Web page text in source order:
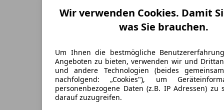
Wir verwenden Cookies. Damit
was Sie brauchen.
Um Ihnen die bestmögliche
Angeboten zu bieten, verwenden wir und
und andere Technologien (beides
nachfolgend: „Cookies"), um
personenbezogene Daten (z.B. IP Adressen) zu
darauf zuzugreifen.